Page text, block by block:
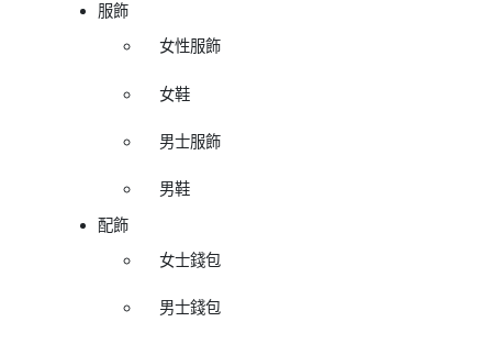
服飾
女性服飾
女鞋
男士服飾
男鞋
配飾
女士錢包
男士錢包